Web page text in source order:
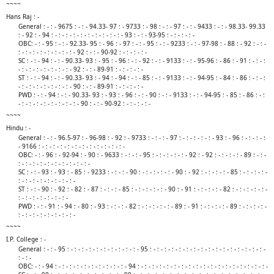
~~~~
Hans Raj : -
General : - : - 9675 : - : - 94.33- 97 : - 9733 : - 98 : - : - 97 : - : - 9433 : - : - 98.33- 99.33
: - 92 : - 94 : - : - : - : - : - : - : - : - : - : - 93 : - : - 93-95 : - : - : - : -
OBC: - : - 95 : - : - 92.33- 95 : - 96 : - 97 : - : - 95 : - : - 9233 : - : - 97-98 : - 88 : - 92 : - : -
: - : - : - : - : - : - : - : - 92 : - : - 90-92 : - : - : - : -
SC : - : - 94 : - : - 90.33- 93 : - 95 : - 96 : - : - 92 : - : - 9133 : - : - 95-96 : - 86 : - 91 : - : - :
- : - : - : - : - : - : - : - 92 : - : - 89-91 : - : - : - : -
ST : - : - 94 : - : - 90.33- 93 : - 94 : - 94 : - : - 85 : - : - 9133 : - : - 94-95 : - 84 : - 86 : - : - :
- : - : - : - : - : - : - : - 90 : - : - 89-91 : - : - : - : -
PWD : - : - 94 : - : - 90.33- 93 : - 93 : - 96 : - : - 90 : - : - 9133 : - : - 94-95 : - 85 : - 86 : - :
- : - : - : - : - : - : - : - : - 90 : - : - 90-92 : - : - : - : -​
~~~~
Hindu : -
General : - : - 96.5-97 : - 96-98 : - 92 : - 9733 : - : - : - 97 : - : - : - : - : - 93 : - 96 : - : - : - :
- 9166 : - : - : - : - : - : - : - : - : - : - : - : -
OBC: - : - 96 : - 92-94 : - 90 : - 9633 : - : - : - 95 : - : - : - : - : - 92 : - 92 : - : - : - : - 89 : - : -
: - : - : - : - : - : - : - : - : - : -
SC : - : - 93 : - 93 : - 85 : - 9233 : - : - : - 90 : - : - : - : - : - 90 : - 92 : - : - : - : - 85 : - : - : - : -
: - : - : - : - : - : - : - : -
ST : - : - 90 : - 92 : - 82 : - 87 : - : - : - 85 : - : - : - : - : - 90 : - 91 : - : - : - : - 82 : - : - : - : - : -
: - : - : - : - : - : - : -
PWD : - : - 91 : - 94 : - 80 : - 93 : - : - : - 82 : - : - : - : - : - 89 : - 91 : - : - : - : - 89 : - : - : - : -
: - : - : - : - : - : - : - : -​
~~~~
I.P. College : -
General : - : - 95 : - : - : - : - : - : - : - : - : - : - 95 : - : - : - : - : - : - : - : - : - : - : - : - : - : - : - : -
: - : -
OBC: - : - 94 : - : - : - : - : - : - : - : - : - : - 94 : - : - : - : - : - : - : - : - : - : - : - : - : - : - : - : - : - : -